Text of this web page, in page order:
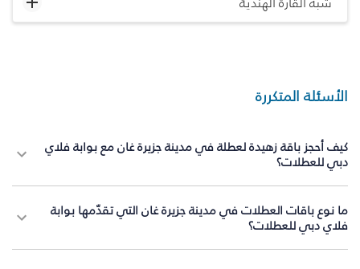
الأسئلة المتكررة
كيف أحجز باقة زهيدة لعطلة في مدينة جزيرة غان مع بوابة فلاي
دبي للعطلات؟
ما نوع باقات العطلات في مدينة جزيرة غان التي تقدّمها بوابة
فلاي دبي للعطلات؟